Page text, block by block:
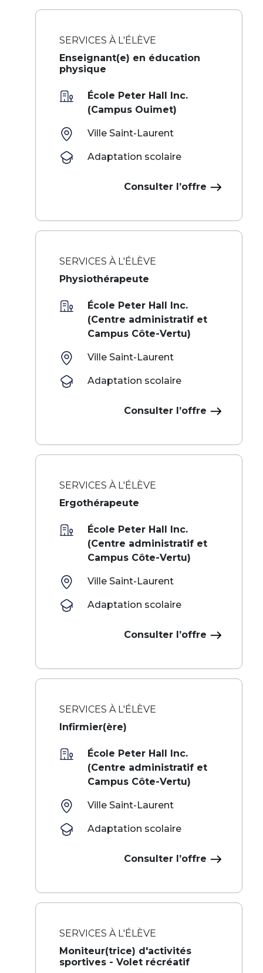
SERVICES À L'ÉLÈVE
Enseignant(e) en éducation
physique
École Peter Hall Inc.
(Campus Ouimet)
Ville Saint-Laurent
Adaptation scolaire
Consulter l’offre
SERVICES À L'ÉLÈVE
Physiothérapeute
École Peter Hall Inc.
(Centre administratif et
Campus Côte-Vertu)
Ville Saint-Laurent
Adaptation scolaire
Consulter l’offre
SERVICES À L'ÉLÈVE
Ergothérapeute
École Peter Hall Inc.
(Centre administratif et
Campus Côte-Vertu)
Ville Saint-Laurent
Adaptation scolaire
Consulter l’offre
SERVICES À L'ÉLÈVE
Infirmier(ère)
École Peter Hall Inc.
(Centre administratif et
Campus Côte-Vertu)
Ville Saint-Laurent
Adaptation scolaire
Consulter l’offre
SERVICES À L'ÉLÈVE
‌ ‍ ​‍​‍‌‍Moniteur(trice) d'activités
sportives - Volet récréatif​​​ ‌ ​‍‌‍‍‌‌‍‌ ‌‍‍‌‌‍ ‍​‍​‍​ ‍‍​‍​‍‌ ​ ‌‍​‌‌‍ ‍‌‍‍‌‌ ‌​‌ ‍‌​‍ ‍‌‍‍‌‌‍ ​‍​‍​‍ ​​‍​‍‌‍‍​‌ ​‍‌‍‌‌‌‍‌‍​‍​‍​ ‍‍​‍​‍‌‍‍​‌ ‌​‌ ‌​‌ ​​‌ ​ ​ ‍‍​‍ ​‍ ‌‍​ ‌ ​ ‌‍‍‍‌ ‌‍​‍ ‌‌ ​ ‌ ‌​‌ ‌‌‌‍‌​‌‍‍‌‌‍ ​